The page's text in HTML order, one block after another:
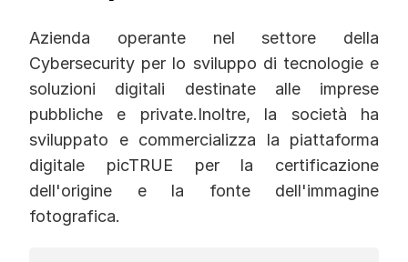
Azienda operante nel settore della
Cybersecurity per lo sviluppo di tecnologie e
soluzioni digitali destinate alle imprese
pubbliche e private.Inoltre, la società ha
sviluppato e commercializza la piattaforma
digitale picTRUE per la certificazione
dell'origine e la fonte dell'immagine
fotografica.